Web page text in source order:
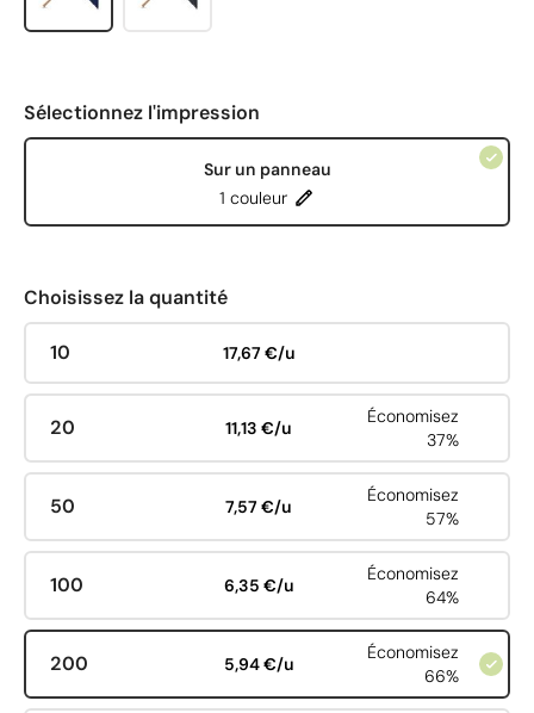
Sélectionnez l'impression
Sur un panneau
1 couleur
Choisissez la quantité
10 17,67 €/u
20 11,13 €/u
Économisez
37%
50 7,57 €/u
Économisez
57%
100 6,35 €/u
Économisez
64%
200 5,94 €/u
Économisez
66%